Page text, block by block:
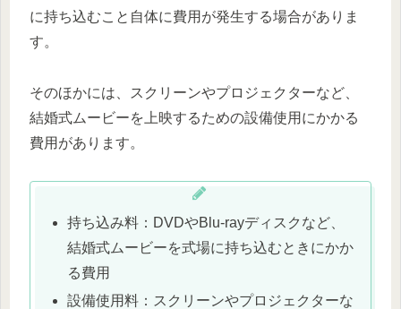
に持ち込むこと自体に費用が発生する場合がありま
す。
そのほかには、スクリーンやプロジェクターなど、
結婚式ムービーを上映するための設備使用にかかる
費用があります。
持ち込み料：DVDやBlu-rayディスクなど、
結婚式ムービーを式場に持ち込むときにかか
る費用
設備使用料：スクリーンやプロジェクターな